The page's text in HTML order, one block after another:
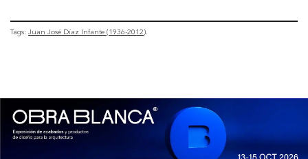
Tags: Juan José Díaz Infante (1936-2012)